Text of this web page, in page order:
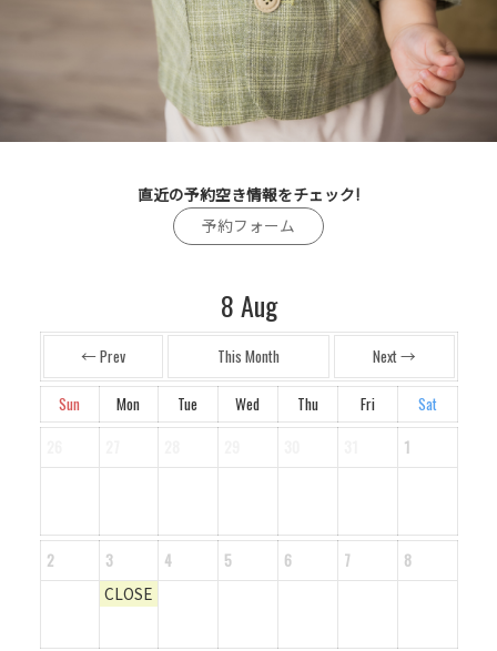
直近の予約空き情報をチェック!
予約フォーム
8Aug
← Prev This Month Next →
Sun Mon Tue Wed Thu Fri
Sat
1
2
3
CLOSE
4 5 6 7 8